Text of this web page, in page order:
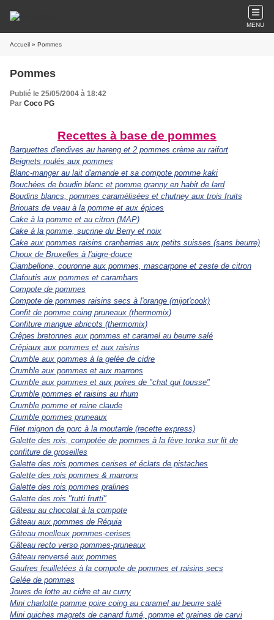
MENU
Accueil » Pommes
Pommes
Publié le 25/05/2004 à 18:42
Par Coco PG
Recettes à base de pommes
Barquettes d'endives au hareng et 2 pommes crème au raifort
Beignets roulés aux pommes
Blanc-manger au lait d'amande et sa compote pomme kaki
Bouchées de boudin blanc et pomme granny en habit de lard
Boudins blancs, pommes caramélisées et chutney aux trois fruits
Briouats de veau à la pomme et aux épices
Cake à la pomme et au citron (MAP)
Cake à la pomme, sucrine du Berry et noix
Cake aux pommes raisins cranberries aux petits suisses (sans beurre)
Choux de Bruxelles à l'aigre-douce
Ciambellone, couronne aux pommes, mascarpone et zeste de citron
Clafoutis aux pommes et carambars
Compote de pommes
Compote de pommes raisins secs à l'orange (mijot'cook)
Confit de pomme coing pruneaux (thermomix)
Confiture mangue abricots (thermomix)
Crêpes bretonnes aux pommes et caramel au beurre salé
Crêpiaux aux pommes et aux raisins
Crumble aux pommes à la gelée de cidre
Crumble aux pommes et aux marrons
Crumble aux pommes et aux poires de "chat qui tousse"
Crumble pommes et raisins au rhum
Crumble pomme et reine claude
Crumble pommes pruneaux
Filet mignon de porc à la moutarde (recette express)
Galette des rois, compotée de pommes à la fève tonka sur lit de
confiture de groseilles
Galette des rois pommes cerises et éclats de pistaches
Galette des rois pommes & marrons
Galette des rois pommes pralines
Galette des rois "tutti frutti"
Gâteau au chocolat à la compote
Gâteau aux pommes de Réquia
Gâteau moelleux pommes-cerises
Gâteau recto verso pommes-pruneaux
Gâteau renversé aux pommes
Gaufres feuilletées à la compote de pommes et raisins secs
Gelée de pommes
Joues de lotte au cidre et au curry
Mini charlotte pomme poire coing au caramel au beurre salé
Mini quiches magrets de canard fumé, pomme et graines de carvi